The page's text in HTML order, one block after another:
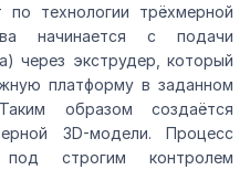
технологии трёхмерной
начинается с подачи
через экструдер, который
платформу в заданном
образом создаётся
3D-модели. Процесс
строгим контролем